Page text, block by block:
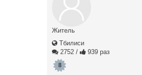
Житель
Тбилиси
2752 / 939 раз
8